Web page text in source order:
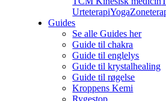
UrteterapiYoga
Guides
Se alle Guides her
Guide til chakra
Guide til englelys
Guide til krystalhealing
Guide til røgelse
Kroppens Kemi
Rygestop